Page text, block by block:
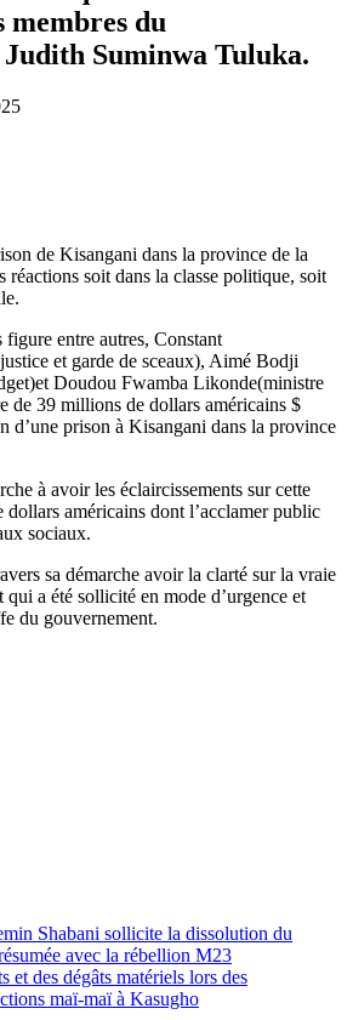
membres du
Suminwa Tuluka.
de Kisangani dans la province de la
réactions soit dans la classe politique, soit
figure entre autres, Constant
et garde de sceaux), Aimé Bodji
Doudou Fwamba Likonde(ministre
de 39 millions de dollars américains $
d’une prison à Kisangani dans la province
à avoir les éclaircissements sur cette
américains dont l’acclamer public
sociaux.
sa démarche avoir la clarté sur la vraie
qui a été sollicité en mode d’urgence et
du gouvernement.
Shabani sollicite la dissolution du
avec la rébellion M23
et des dégâts matériels lors des
maï-maï à Kasugho